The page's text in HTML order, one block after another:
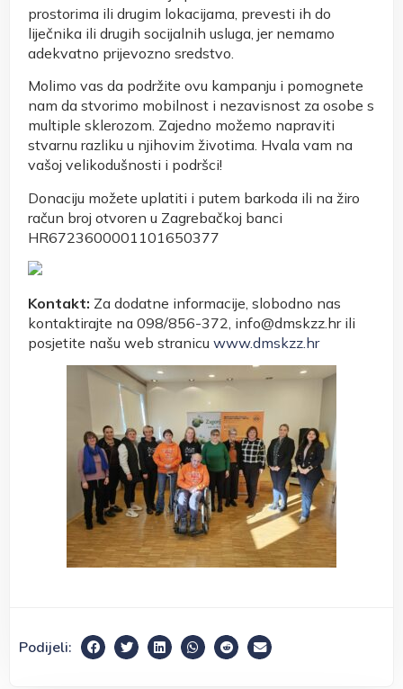
prostorima ili drugim lokacijama, prevesti ih do
liječnika ili drugih socijalnih usluga, jer nemamo
adekvatno prijevozno sredstvo.
Molimo vas da podržite ovu kampanju i pomognete
nam da stvorimo mobilnost i nezavisnost za osobe s
multiple sklerozom. Zajedno možemo napraviti
stvarnu razliku u njihovim životima. Hvala vam na
vašoj velikodušnosti i podršci!
Donaciju možete uplatiti i putem barkoda ili na žiro
račun broj otvoren u Zagrebačkoj banci
HR6723600001101650377
Kontakt: Za dodatne informacije, slobodno nas
kontaktirajte na 098/856-372, info@dmskzz.hr ili
posjetite našu web stranicu www.dmskzz.hr
Podijeli: